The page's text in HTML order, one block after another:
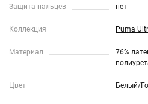
Защита пальцев нет
Коллекция Puma
Материал
76%
Цвет Белый/